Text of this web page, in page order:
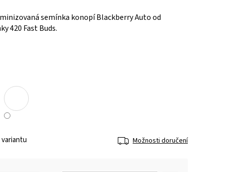
semínka konopí Blackberry Auto od
420 Fast Buds.
Možnosti doručení